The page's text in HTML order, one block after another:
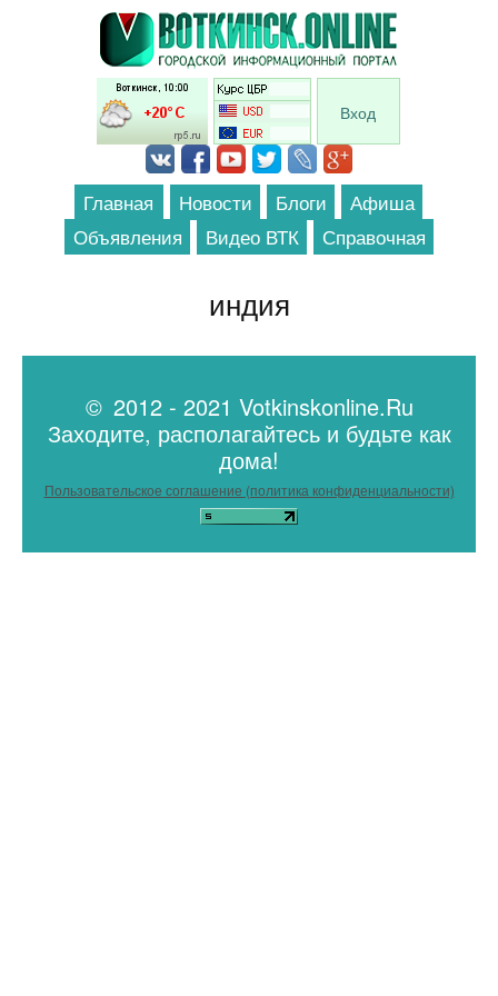
Перейти к основному содержанию
Вход
Главная Новости Блоги
Афиша
Объявления
Видео ВТК Справочная
индия
© 2012 - 2021 Votkinskonline.Ru
Заходите, располагайтесь и будьте как
дома!
Пользовательское соглашение (политика конфиденциальности)